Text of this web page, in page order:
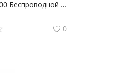
Archer NX600 Беспроводной двухдиапазонный 5G маршрутизатор AX3600 2,5 Гбит/с
0